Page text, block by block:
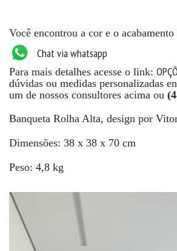
Você encontrou a cor e o acabamento
Chat via whatsapp
Para mais detalhes acesse o link:
dúvidas ou medidas personalizadas
um de nossos consultores acima ou
Banqueta Rolha Alta, design por
Dimensões: 38 x 38 x 70 cm
Peso: 4,8 kg